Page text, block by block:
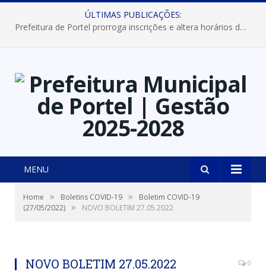
ÚLTIMAS PUBLICAÇÕES:
Prefeitura de Portel prorroga inscrições e altera horários dos concursos “Musa” e “Miss Mix Verão 2026”
MENU
Home » Boletins COVID-19 »
Boletim COVID-19
(27/05/2022) » NOVO BOLETIM 27.05.2022
NOVO BOLETIM 27.05.2022 0